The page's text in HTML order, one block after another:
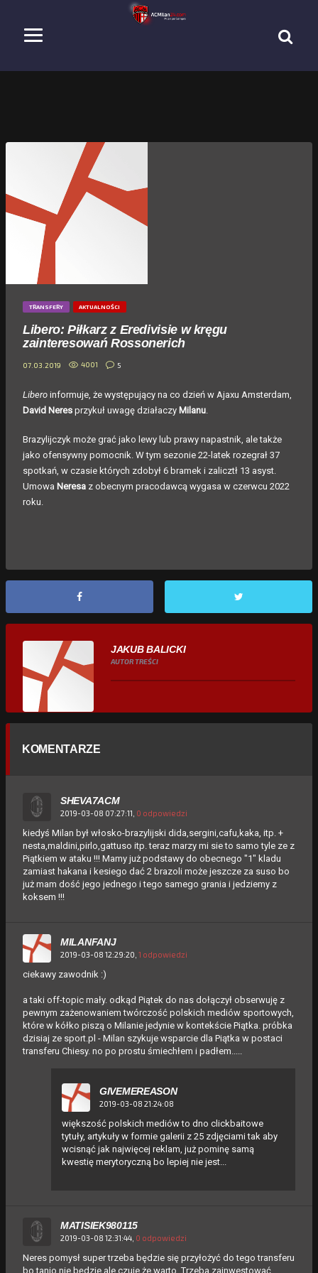
TRANSFERY AKTUALNOŚCI
Libero: Piłkarz z Eredivisie w kręgu
zainteresowań Rossonerich
07.03.2019 4001 5
Libero informuje, że występujący na co dzień w Ajaxu Amsterdam,
David Neres przykuł uwagę działaczy Milanu
Brazylijczyk może grać jako lewy lub prawy napastnik, ale także
jako ofensywny pomocnik. W tym sezonie 22-latek rozegrał 37
spotkań, w czasie których zdobył 6 bramek i zalicztł 13 asyst.
Umowa Neresa z obecnym pracodawcą wygasa w czerwcu 2022
roku.
JAKUB BALICKI
AUTOR TREŚCI
KOMENTARZE
SHEVA7ACM
2019-03-08 07:27:11, 0 odpowiedzi
kiedyś Milan był włosko-brazylijski dida,sergini,cafu,kaka, itp. +
nesta,maldini,pirlo,gattuso itp. teraz marzy mi sie to samo tyle ze z
Piątkiem w ataku !!! Mamy już podstawy do obecnego "1" kladu
zamiast hakana i kesiego dać 2 brazoli może jeszcze za suso bo
już mam dość jego jednego i tego samego grania i jedziemy z
koksem !!!
MILANFANJ
2019-03-08 12:29:20, 1 odpowiedzi
ciekawy zawodnik :)
a taki off-topic mały. odkąd Piątek do nas dołączył obserwuję z
pewnym zażenowaniem twórczość polskich mediów sportowych,
które w kółko piszą o Milanie jedynie w kontekście Piątka. próbka
dzisiaj ze sport.pl - Milan szykuje wsparcie dla Piątka w postaci
transferu Chiesy. no po prostu śmiechłem i padłem.....
GIVEMEREASON
2019-03-08 21:24:08
większość polskich mediów to dno clickbaitowe
tytuły, artykuły w formie galerii z 25 zdjęciami tak aby
wcisnąć jak najwięcej reklam, już pominę samą
kwestię merytoryczną bo lepiej nie jest...
MATISIEK980115
2019-03-08 12:31:44, 0 odpowiedzi
Neres pomysł super trzeba będzie się przyłożyć do tego transferu
bo tanio nie będzie ale czuje że warto. Trzeba zainwestować